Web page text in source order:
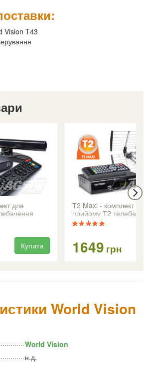
Vision T43
для
Купити
Т2 Maxi - комплект для
прийому Т2
1649 грн
World Vision
World Vision
н.д.